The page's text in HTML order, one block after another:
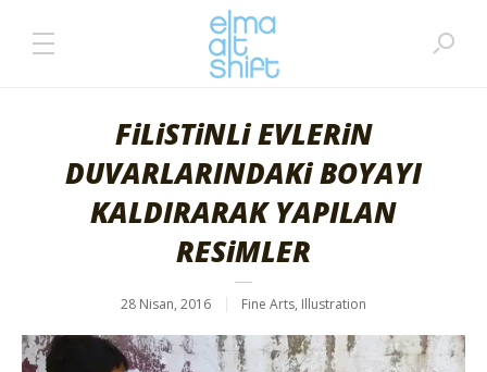
FiLiSTiNLi EVLERiN
DUVARLARINDAKi BOYAYI
KALDIRARAK YAPILAN
RESiMLER
28 Nisan, 2016 Fine Arts, Illustration